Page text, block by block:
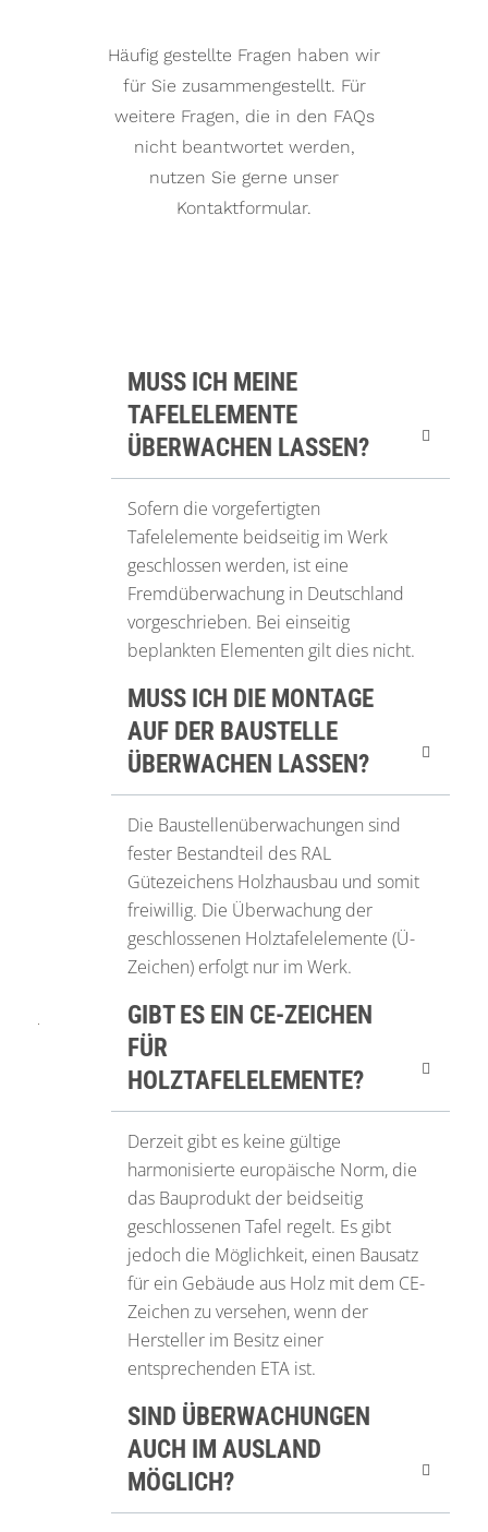
Häufig gestellte Fragen haben wir
für Sie zusammengestellt. Für
weitere Fragen, die in den FAQs
nicht beantwortet werden,
nutzen Sie gerne unser
Kontaktformular.
MUSS ICH MEINE
TAFELELEMENTE
ÜBERWACHEN LASSEN?
Sofern die vorgefertigten
Tafelelemente beidseitig im Werk
geschlossen werden, ist eine
Fremdüberwachung in Deutschland
vorgeschrieben. Bei einseitig
beplankten Elementen gilt dies nicht.
MUSS ICH DIE MONTAGE
AUF DER BAUSTELLE
ÜBERWACHEN LASSEN?
Die Baustellenüberwachungen sind
fester Bestandteil des RAL
Gütezeichens Holzhausbau und somit
freiwillig. Die Überwachung der
geschlossenen Holztafelelemente (Ü-
Zeichen) erfolgt nur im Werk.
GIBT ES EIN CE-ZEICHEN
FÜR
HOLZTAFELELEMENTE?
Derzeit gibt es keine gültige
harmonisierte europäische Norm, die
das Bauprodukt der beidseitig
geschlossenen Tafel regelt. Es gibt
jedoch die Möglichkeit, einen Bausatz
für ein Gebäude aus Holz mit dem CE-
Zeichen zu versehen, wenn der
Hersteller im Besitz einer
entsprechenden ETA ist.
SIND ÜBERWACHUNGEN
AUCH IM AUSLAND
MÖGLICH?